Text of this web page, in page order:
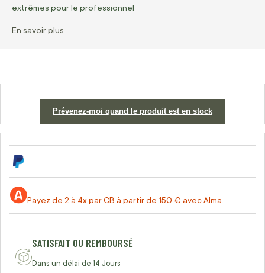
extrêmes pour le professionnel
En savoir plus
Prévenez-moi quand le produit est en stock
Payez de 2 à 4x par CB à partir de 150 € avec Alma.
SATISFAIT OU REMBOURSÉ
Dans un délai de 14 Jours